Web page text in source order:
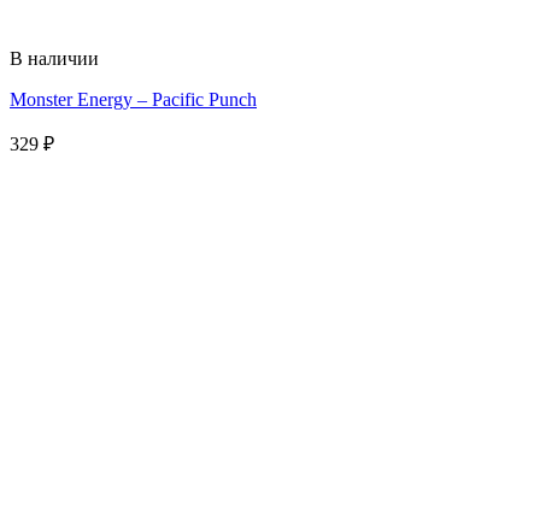
В наличии
Monster Energy – Pacific Punch
329 ₽